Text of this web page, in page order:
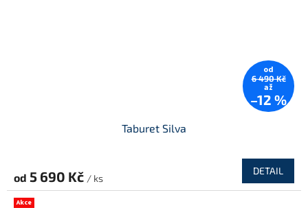
od
6 490 Kč
až
–12 %
Taburet Silva
od 5 690 Kč / ks
DETAIL
Akce